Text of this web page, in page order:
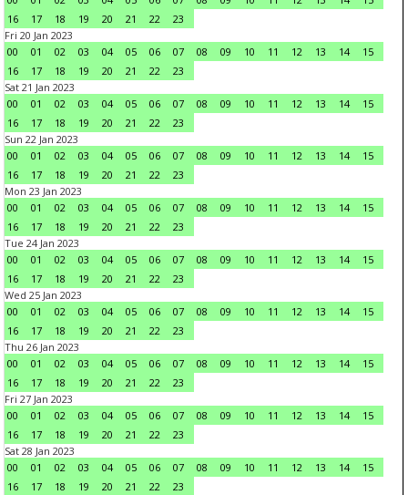
16
17 18 19 20 21 22
23
Fri 20 Jan 2023
00
01 02 03 04 05 06 07 08 09 10 11 12 13 14
15
16
17 18 19 20 21 22
23
Sat 21 Jan 2023
00
01 02 03 04 05 06 07 08 09 10 11 12 13 14
15
16
17 18 19 20 21 22
23
Sun 22 Jan 2023
00
01 02 03 04 05 06 07 08 09 10 11 12 13 14
15
16
17 18 19 20 21 22
23
Mon 23 Jan 2023
00
01 02 03 04 05 06 07 08 09 10 11 12 13 14
15
16
17 18 19 20 21 22
23
Tue 24 Jan 2023
00
01 02 03 04 05 06 07 08 09 10 11 12 13 14
15
16
17 18 19 20 21 22
23
Wed 25 Jan 2023
00
01 02 03 04 05 06 07 08 09 10 11 12 13 14
15
16
17 18 19 20 21 22
23
Thu 26 Jan 2023
00
01 02 03 04 05 06 07 08 09 10 11 12 13 14
15
16
17 18 19 20 21 22
23
Fri 27 Jan 2023
00
01 02 03 04 05 06 07 08 09 10 11 12 13 14
15
16
17 18 19 20 21 22
23
Sat 28 Jan 2023
00
01 02 03 04 05 06 07 08 09 10 11 12 13 14
15
16
17 18 19 20 21 22
23